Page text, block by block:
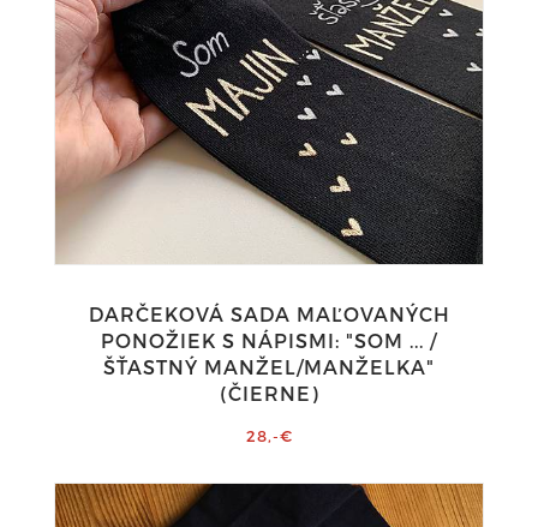
DARČEKOVÁ SADA MAĽOVANÝCH
PONOŽIEK S NÁPISMI: "SOM ... /
ŠŤASTNÝ MANŽEL/MANŽELKA"
(ČIERNE)
28,-€